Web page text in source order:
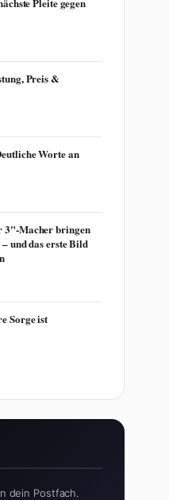
Preis &
Worte an
Macher bringen
und das erste Bild
Sorge ist
dein Postfach.